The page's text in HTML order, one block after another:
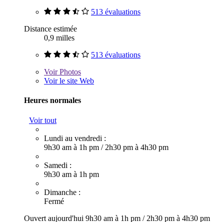
513 évaluations
Distance estimée
0,9 milles
513 évaluations
VoirPhotos
Voir le site Web
Heures normales
Voir tout
Lundi au vendredi :
9h30 am à 1h pm / 2h30 pm à 4h30 pm
Samedi :
9h30 am à 1h pm
Dimanche :
Fermé
Ouvert aujourd'hui 9h30 am à 1h pm / 2h30 pm à 4h30 pm